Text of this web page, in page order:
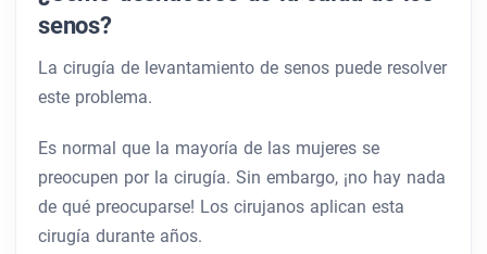
senos?
La cirugía de levantamiento de senos puede resolver
este problema.
Es normal que la mayoría de las mujeres se
preocupen por la cirugía. Sin embargo, ¡no hay nada
de qué preocuparse! Los cirujanos aplican esta
cirugía durante años.